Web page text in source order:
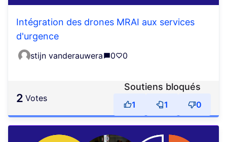
Intégration des drones MRAI aux services
d'urgence
stijn vanderauwera 0 0
2 votes
Soutiens bloqués
1 1 0